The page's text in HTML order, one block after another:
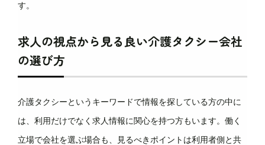
す。
求人の視点から見る良い介護タクシー会社
の選び方
介護タクシーというキーワードで情報を探している方の中に
は、利用だけでなく求人情報に関心を持つ方もいます。働く
立場で会社を選ぶ場合も、見るべきポイントは利用者側と共